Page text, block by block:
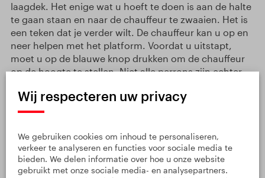
laagdek. Het enige wat u hoeft te doen is aan de halte
te gaan staan en naar de chauffeur te zwaaien. Het is
een teken dat je verder wilt. De chauffeur kan u op en
neer helpen met het platform. Voordat u uitstapt,
moet u op de blauwe knop drukken om de chauffeur
op de hoogte te stellen. Niet alle perrons zijn echter
De bouw van het Praagse metrosysteem begon in de
rolstoeltoegankelijk, maar niet alle oudere stations
houden rekening met de behoeften van mensen die in
een rolstoel of met kinderwagens reizen.
Tegenwoordig worden ook de oudere stations
Wij respecteren uw privacy
We gebruiken cookies om inhoud te personaliseren,
verkeer te analyseren en functies voor sociale media te
bieden. We delen informatie over hoe u onze website
gebruikt met onze sociale media- en analysepartners.